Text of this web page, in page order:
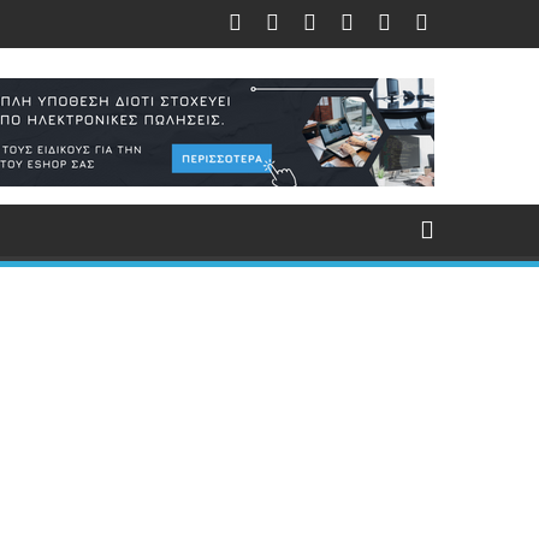
5G)
του δικτύου 5GΑπίστευτες αποκαλύψεις: «Τα εμβόλια